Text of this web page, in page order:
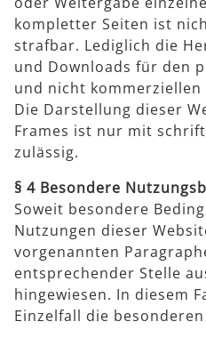
kompletter Seiten ist
strafbar. Lediglich die
und Downloads für den
und nicht
Die Darstellung dieser
Frames ist nur mit
zulässig.
§ 4 Besondere
Soweit besondere
Nutzungen dieser
vorgenannten
entsprechender Stelle
hingewiesen. In diesem
Einzelfall die